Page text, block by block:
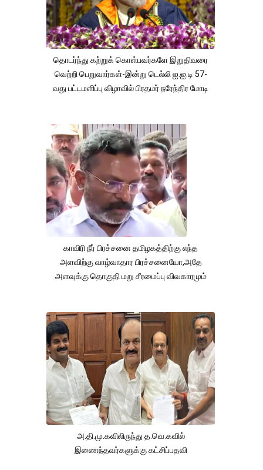
தொடர்ந்து கற்றுக் கொள்பவர்களே இறுதிவரை
வெற்றி பெறுவார்கள்-இன்று டெல்லி ஐ.ஐ.டி 57-
வது பட்டமளிப்பு விழாவில் பிரதமர் நரேந்திர மோடி
காவிரி நீர் பிரச்சனை தமிழகத்திற்கு எந்த
அளவிற்கு வாழ்வாதார பிரச்சனையோ,அதே
அளவுக்கு தொகுதி மறு சீரமைப்பு விவகாரமும்
அ.தி.மு.கவிலிருந்து த.வெ.கவில்
இணைந்தவர்களுக்கு கட்சிப்பதவி